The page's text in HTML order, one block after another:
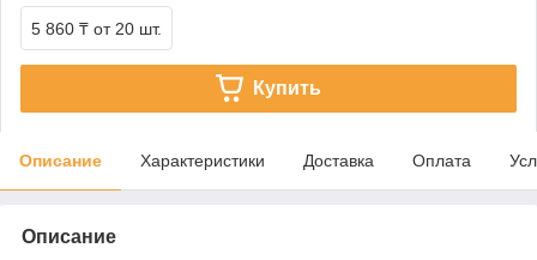
5 860 ₸ от 20 шт.
Купить
Описание Характеристики Доставка Оплата
Описание